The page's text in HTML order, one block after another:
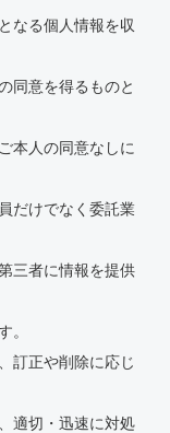
なる個人情報を収
同意を得るものと
本人の同意なしに
だけでなく委託業
三者に情報を提供
。
訂正や削除に応じ
適切・迅速に対処